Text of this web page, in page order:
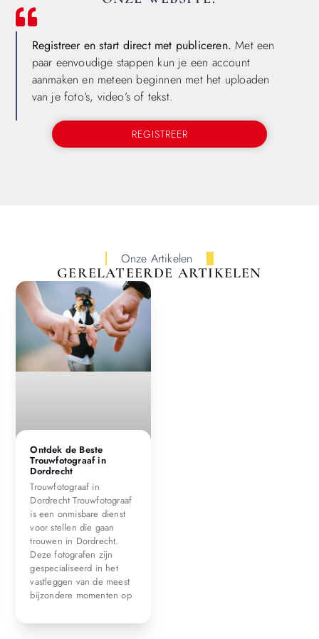
Registreer en start direct met publiceren. Met een
paar eenvoudige stappen kun je een account
aanmaken en meteen beginnen met het uploaden
van je foto’s, video’s of tekst.
REGISTREER
Onze Artikelen
GERELATEERDE ARTIKELEN
Ontdek de Beste
Trouwfotograaf in
Dordrecht
Trouwfotograaf in
Dordrecht Trouwfotograaf
is een onmisbare dienst
voor stellen die gaan
trouwen in Dordrecht.
Deze fotografen zijn
gespecialiseerd in het
vastleggen van de meest
bijzondere momenten op